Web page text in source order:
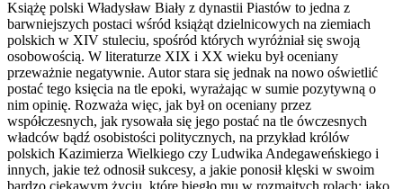
Książę polski Władysław Biały z dynastii Piastów to jedna z
barwniejszych postaci wśród książąt dzielnicowych na ziemiach
polskich w XIV stuleciu, spośród których wyróżniał się swoją
osobowością. W literaturze XIX i XX wieku był oceniany
przeważnie negatywnie. Autor stara się jednak na nowo oświetlić
postać tego księcia na tle epoki, wyrażając w sumie pozytywną o
nim opinię. Rozważa więc, jak był on oceniany przez
współczesnych, jak rysowała się jego postać na tle ówczesnych
władców bądź osobistości politycznych, na przykład królów
polskich Kazimierza Wielkiego czy Ludwika Andegaweńskiego i
innych, jakie też odnosił sukcesy, a jakie ponosił klęski w swoim
bardzo ciekawym życiu, które biegło mu w rozmaitych rolach: jako